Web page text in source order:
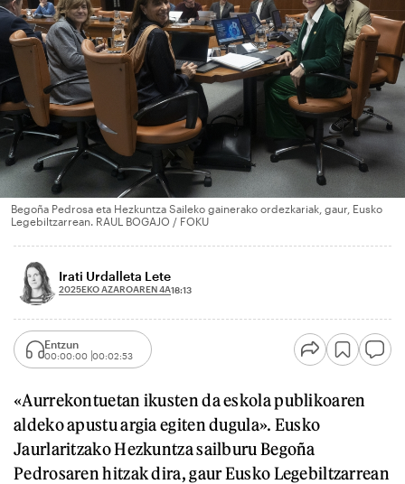
Begoña Pedrosa eta Hezkuntza Saileko gainerako ordezkariak, gaur, Eusko
Legebiltzarrean. RAUL BOGAJO / FOKU
Irati Urdalleta Lete
2025EKO AZAROAREN 4A18:13
Entzun
00:00:00 00:02:53
«Aurrekontuetan ikusten da eskola publikoaren
aldeko apustu argia egiten dugula». Eusko
Jaurlaritzako Hezkuntza sailburu Begoña
Pedrosaren hitzak dira, gaur Eusko Legebiltzarrean